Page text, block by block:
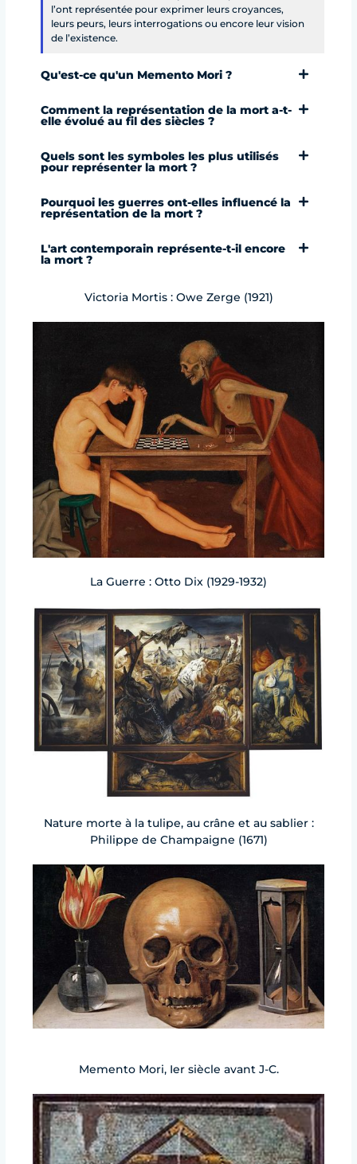
l’ont représentée pour exprimer leurs croyances,
leurs peurs, leurs interrogations ou encore leur vision
de l’existence.
Qu'est-ce qu'un Memento Mori ?
Comment la représentation de la mort a-t-
elle évolué au fil des siècles ?
Quels sont les symboles les plus utilisés
pour représenter la mort ?
Pourquoi les guerres ont-elles influencé la
représentation de la mort ?
L'art contemporain représente-t-il encore
la mort ?
Victoria Mortis : Owe Zerge (1921)
La Guerre : Otto Dix (1929-1932)
Nature morte à la tulipe, au crâne et au sablier :
Philippe de Champaigne (1671)
Memento Mori, Ier siècle avant J-C.